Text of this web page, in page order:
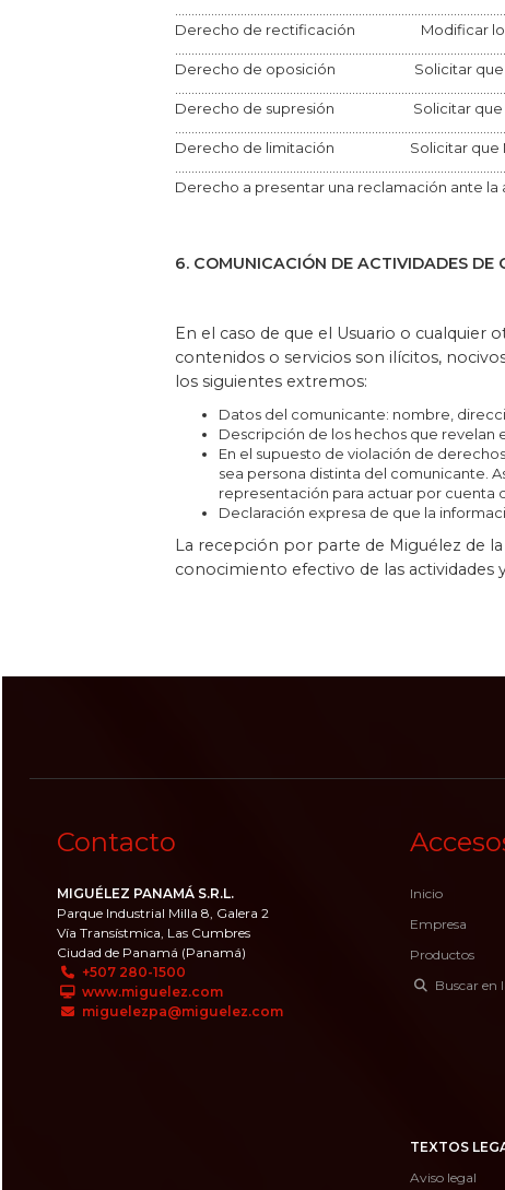
Derecho de rectificación Modificar los
Derecho de oposición Solicitar que
Derecho de supresión Solicitar que
Derecho de limitación Solicitar que
Derecho a presentar una reclamación ante
6. COMUNICACIÓN DE ACTIVIDADES DE
En el caso de que el Usuario o
contenidos o servicios son ilícitos,
los siguientes extremos:
Datos del comunicante: nombre,
Descripción de los hechos que revelan
En el supuesto de violación de
sea persona distinta del comunicante.
representación para actuar por cuenta
Declaración expresa de que la
La recepción por parte de Miguélez de
conocimiento efectivo de las
Contacto
MIGUÉLEZ PANAMÁ S.R.L.
Parque Industrial Milla 8, Galera 2
Vía Transístmica, Las Cumbres
Ciudad de Panamá (Panamá)
+507 280-1500
www.miguelez.com
miguelezpa@miguelez.com
Inicio
Empresa
Productos
Buscar en
TEXTOS
Aviso legal